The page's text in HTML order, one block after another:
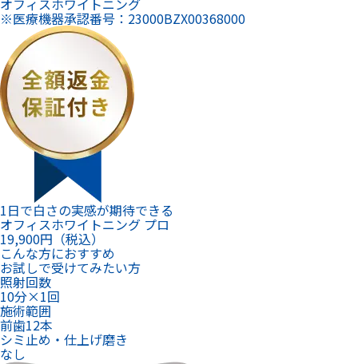
オフィスホワイトニング
※医療機器承認番号：23000BZX00368000
1日で白さの実感が期待できる
オフィスホワイトニング プロ
19,900円（税込）
こんな方におすすめ
お試しで受けてみたい方
照射回数
10分×1回
施術範囲
前歯12本
シミ止め・仕上げ磨き
なし